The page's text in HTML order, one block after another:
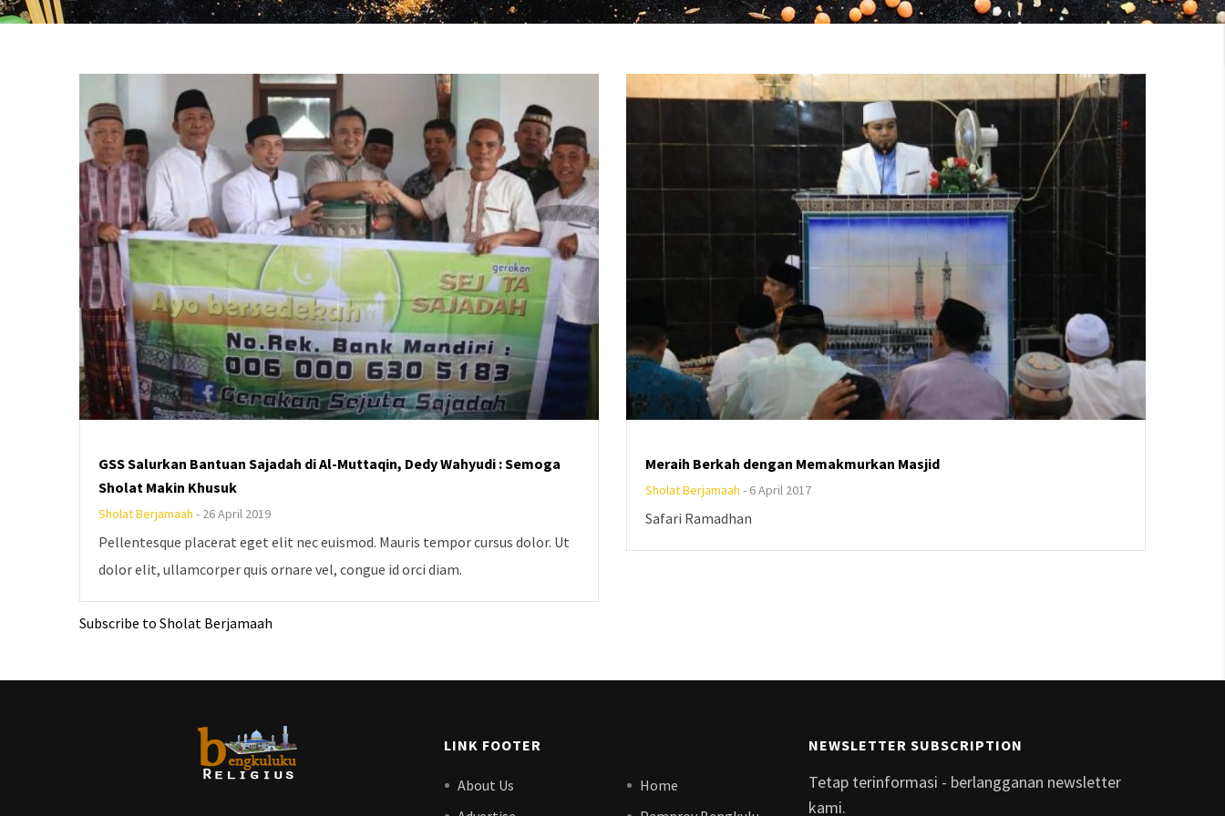
GSS Salurkan Bantuan Sajadah di Al-Muttaqin, Dedy Wahyudi : Semoga
Sholat Makin Khusuk
Sholat Berjamaah - 26 April 2019
Pellentesque placerat eget elit nec euismod. Mauris tempor cursus dolor. Ut
dolor elit, ullamcorper quis ornare vel, congue id orci diam.
Meraih Berkah dengan Memakmurkan Masjid
Sholat Berjamaah - 6 April 2017
Safari Ramadhan
Subscribe to Sholat Berjamaah
LINK FOOTER
About Us
Home
NEWSLETTER SUBSCRIPTION
Tetap terinformasi - berlangganan newsletter
kami.